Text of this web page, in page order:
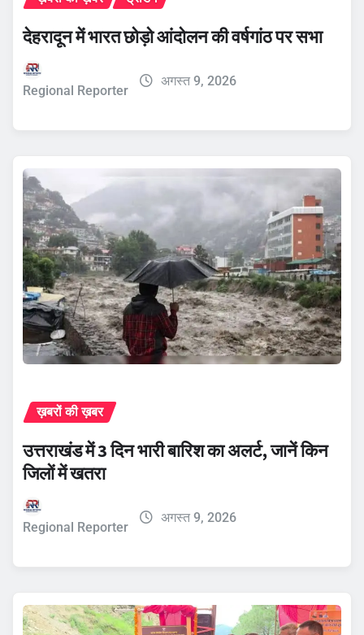
देहरादून में भारत छोड़ो आंदोलन की वर्षगांठ पर सभा
Regional Reporter
अगस्त 9, 2026
ख़बरों की ख़बर
उत्तराखंड में 3 दिन भारी बारिश का अलर्ट, जानें किन
जिलों में खतरा
Regional Reporter
अगस्त 9, 2026